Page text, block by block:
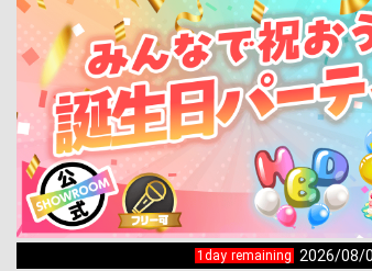
1day remaining 2026/08/